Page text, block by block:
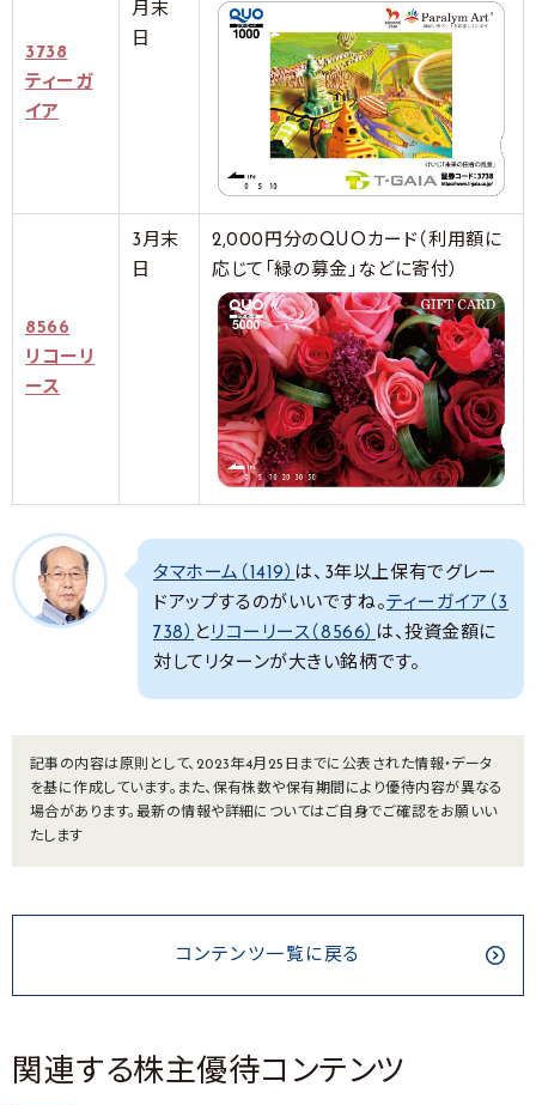
3738
ティーガ
イア
月末
日
8566
リコーリ
ース
3月末
日
2,000円分のQUOカード（利用額に
応じて「緑の募金」などに寄付）
タマホーム（1419） は、3年以上保有でグレー
ドアップするのがいいですね。ティーガイア（3
738） と リコーリース（8566） は、投資金額に
対してリターンが大きい銘柄です。
記事の内容は原則として、2023年4月25日までに公表された情報・データ
を基に作成しています。また、保有株数や保有期間により優待内容が異なる
場合があります。最新の情報や詳細についてはご自身でご確認をお願いい
たします
コンテンツ一覧に戻る
関連する株主優待コンテンツ